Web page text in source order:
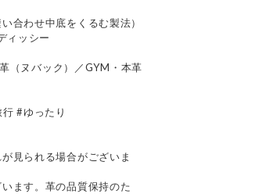
合わせ中底をくるむ製法）
ィッシー
（ヌバック）／GYM・本革
#ゆったり
見られる場合がございま
ます。革の品質保持のた